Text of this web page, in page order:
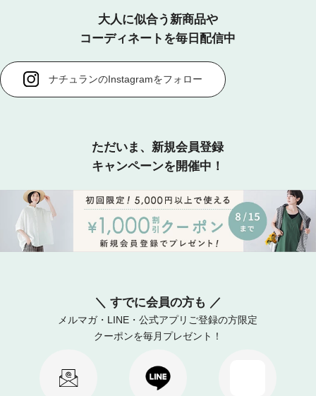
大人に似合う新商品や
コーディネートを毎日配信中
ナチュランのInstagramをフォロー
ただいま、新規会員登録
キャンペーンを開催中！
＼ すでに会員の方も ／
メルマガ・LINE・公式アプリご登録の方限定
クーポンを毎月プレゼント！